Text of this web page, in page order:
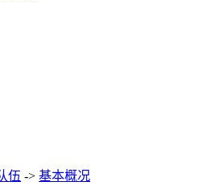
伍 -> 基本概况